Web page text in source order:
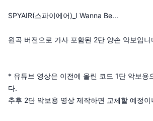
SPYAIR(스파이에어)_I Wanna Be...
원곡 버전으로 가사 포함된 2단 양손 악보입니
* 유튜브 영상은 이전에 올린 코드 1단 악보용
다.
추후 2단 악보용 영상 제작하면 교체할 예정